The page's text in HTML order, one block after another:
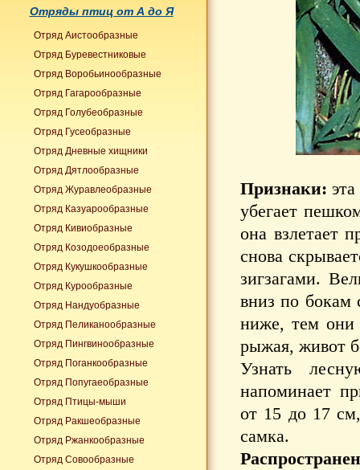
Признаки:
убегает
она взлетает
снова
зигзагами.
вниз по бокам
ниже, тем они
рыжая, живот
Узнать
напоминает
от 15 до 17
самка.
Отряды птиц от А до Я
Отряд Аистообразные
Отряд Буревестниковые
Отряд Воробьинообразные
Отряд Гагарообразные
Отряд Голубеобразные
Отряд Гусеобразные
Отряд Дневные хищники
Отряд Дятлообразные
Отряд Журавлеобразные
Отряд Казуарообразные
Отряд Кивиобразные
Отряд Козодоеобразные
Отряд Кукушкообразные
Отряд Курообразные
Отряд Нандуобразные
Отряд Пеликанообразные
Отряд Пингвинообразные
Отряд Поганкообразные
Отряд Попугаеобразные
Отряд Птицы-мыши
Отряд Ракшеобразные
Отряд Ржанкообразные
Отряд Совообразные